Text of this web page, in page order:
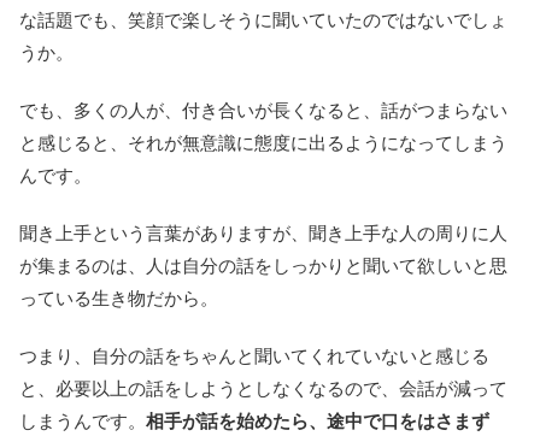
な話題でも、笑顔で楽しそうに聞いていたのではないでしょ
うか。
でも、多くの人が、付き合いが長くなると、話がつまらない
と感じると、それが無意識に態度に出るようになってしまう
んです。
聞き上手という言葉がありますが、聞き上手な人の周りに人
が集まるのは、人は自分の話をしっかりと聞いて欲しいと思
っている生き物だから。
つまり、自分の話をちゃんと聞いてくれていないと感じる
と、必要以上の話をしようとしなくなるので、会話が減って
しまうんです。 相手が話を始めたら、途中で口をはさまず